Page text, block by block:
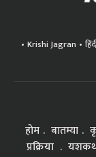
Krishi Jagran
होम बातम्या
प्रक्रिया